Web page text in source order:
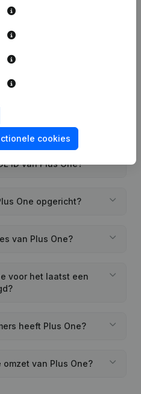
Opening Bijkantoor,
van Plus One?
ID van Plus One?
One opgericht?
van Plus One?
voor het laatst een
heeft Plus One?
van Plus One?
cookies